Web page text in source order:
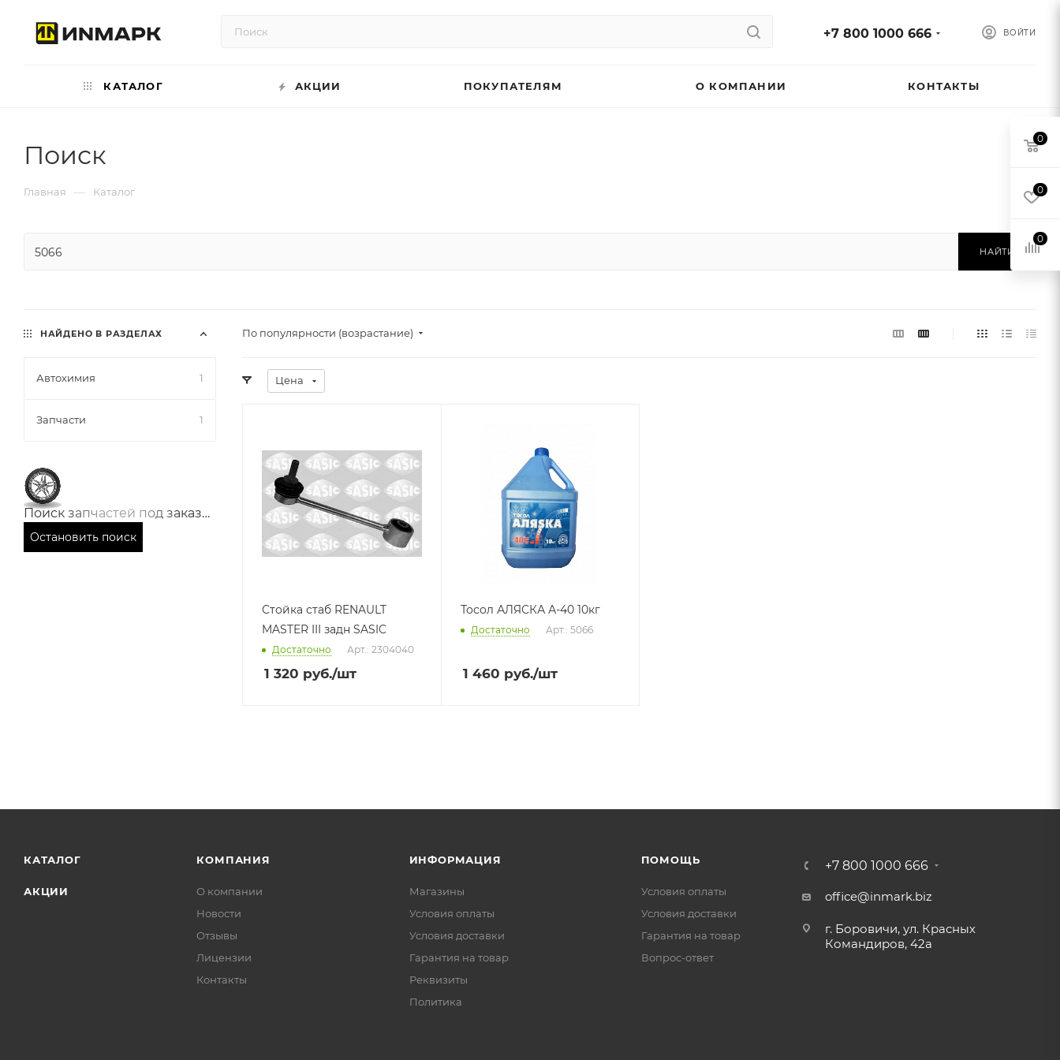
ВОЙТИ
+7 800 1000 666
КАТАЛОГ АКЦИИ ПОКУПАТЕЛЯМ О КОМПАНИИ КОНТАКТЫ
Поиск
Главная — Каталог
НАЙТИ
По популярности (возрастание)
Цена
Стойка стаб RENAULT
MASTER III задн SASIC
Достаточно Арт.: 2304040
1 320 руб./шт
Базовая единица
шт
Тосол АЛЯСКА А-40 10кг
Достаточно Арт.: 5066
1 460 руб./шт
НАЙДЕНО В РАЗДЕЛАХ
Автохимия 1
Запчасти 1
Поиск запчастей под заказ…
Остановить поиск
КАТАЛОГ
АКЦИИ
КОМПАНИЯ
О компании
Новости
Отзывы
Лицензии
Контакты
ИНФОРМАЦИЯ
Магазины
Условия оплаты
Условия доставки
Гарантия на товар
Реквизиты
Политика
ПОМОЩЬ
Условия оплаты
Условия доставки
Гарантия на товар
Вопрос-ответ
+7 800 1000 666
office@inmark.biz
г. Боровичи, ул. Красных
Командиров, 42а
0
0
0